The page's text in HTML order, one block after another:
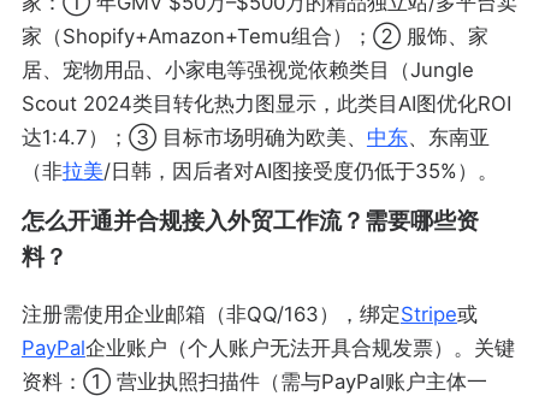
家（Shopify+Amazon+Temu组合）；② 服饰、家
居、宠物用品、小家电等强视觉依赖类目（Jungle
Scout 2024类目转化热力图显示，此类目AI图优化ROI
达1:4.7）；③ 目标市场明确为欧美、 中东、东南亚
（非拉美/日韩，因后者对AI图接受度仍低于35%）。
怎么开通并合规接入外贸工作流？需要哪些资
料？
注册需使用企业邮箱（非QQ/163），绑定Stripe或
PayPal企业账户（个人账户无法开具合规发票）。关键
资料：① 营业执照扫描件（需与PayPal账户主体一